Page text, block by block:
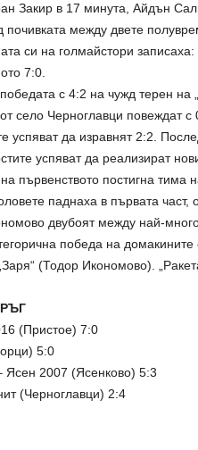
Закир в 17 минута, Айдън
между двете
си на голмайстори
7:0.
с 4:2 на чужд терен на
от село Черноглавци повеждат
успяват да изравнят 2:2.
успяват да реализират
първенството постигна тима
паднаха в първата част,
двубоят между най-
победа на
(Тодор Икономово).
(Пристое) 7:0
5:0
2007 (Ясенково) 5:3
(Черноглавци) 2:4